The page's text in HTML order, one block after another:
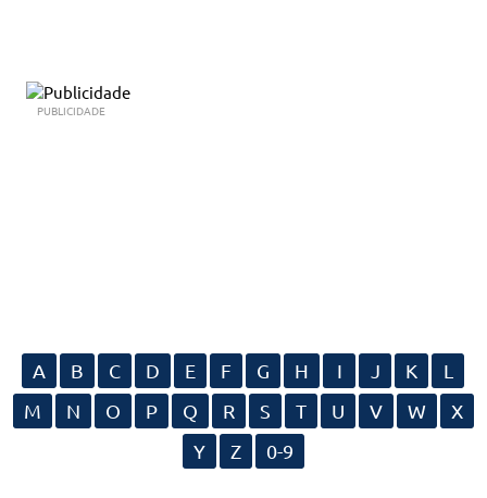
PUBLICIDADE
A B C D E F G H I J K
L
M
N O P Q R S T U V W
X
Y
Z 0-9